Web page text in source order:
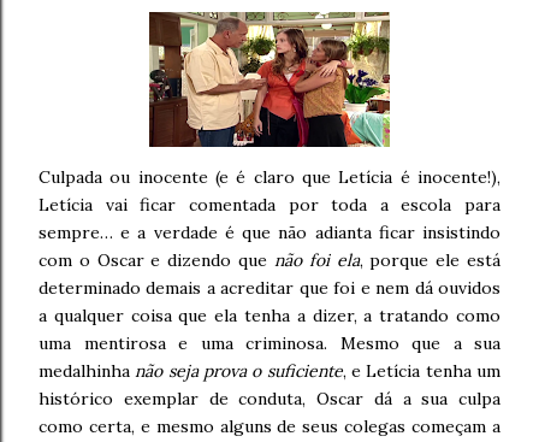
Culpada ou inocente (e é claro que Letícia é inocente!),
Letícia vai ficar comentada por toda a escola para
sempre… e a verdade é que não adianta ficar insistindo
com o Oscar e dizendo que não foi ela, porque ele está
determinado demais a acreditar que foi e nem dá ouvidos
a qualquer coisa que ela tenha a dizer, a tratando como
uma mentirosa e uma criminosa. Mesmo que a sua
medalhinhanão seja prova o suficiente, e Letícia tenha um
histórico exemplar de conduta, Oscar dá a sua culpa
como certa, e mesmo alguns de seus colegas começam a